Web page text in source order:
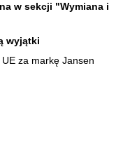
w sekcji "Wymiana i
wyjątki
za markę Jansen